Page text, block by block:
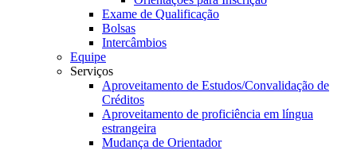
Exame de Qualificação
Bolsas
Intercâmbios
Equipe
Serviços
Aproveitamento de Estudos/Convalidação de
Créditos
Aproveitamento de proficiência em língua
estrangeira
Mudança de Orientador